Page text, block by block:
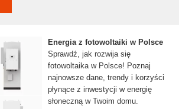
Energia z fotowoltaiki w Polsce
Sprawdź, jak rozwija się
fotowoltaika w Polsce! Poznaj
najnowsze dane, trendy i korzyści
płynące z inwestycji w energię
słoneczną w Twoim domu.